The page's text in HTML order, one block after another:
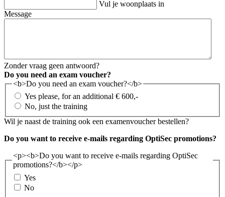
Vul je woonplaats in
Message
Zonder vraag geen antwoord?
Do you need an exam voucher?
<b>Do you need an exam voucher?</b>
Yes please, for an additional € 600,-
No, just the training
Wil je naast de training ook een examenvoucher bestellen?
Do you want to receive e-mails regarding OptiSec promotions?
<p><b>Do you want to receive e-mails regarding OptiSec
promotions?</b></p>
Yes
No